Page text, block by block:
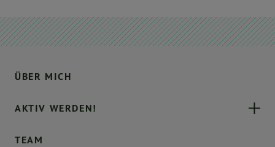
ÜBER MICH
AKTIV WERDEN!
TEAM